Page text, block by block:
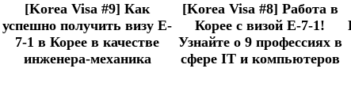
[Korea Visa #9] Как
успешно получить визу E-
7-1 в Корее в качестве
инженера-механика
[Korea Visa #8] Работа в
Корее с визой E-7-1!
Узнайте о 9 профессиях в
сфере IT и компьютеров